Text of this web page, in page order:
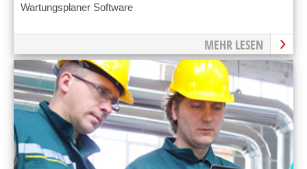
Wartungsplaner Software
MEHR LESEN